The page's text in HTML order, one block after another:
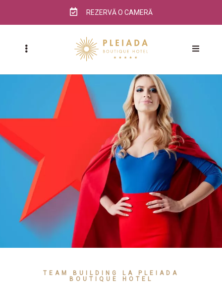
REZERVĂ O CAMERĂ
TEAM BUILDING LA PLEIADA
BOUTIQUE HOTEL